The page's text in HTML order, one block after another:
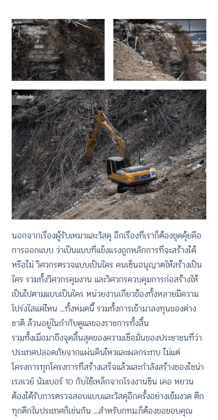
นอกจากเรื่องผู้รับเหมาและวัสดุ อีกเรื่องที่เราก็ต้องขุดคุ้ยคือ
การออกแบบ ว่าเป็นแบบที่แข็งแรงถูกหลักการที่จะสร้างได้
หรือไม่ วิศวกรตรวจแบบเป็นใคร คนเซ็นอนุญาตให้สร้างเป็น
ใคร รวมทั้งวิศวกรคุมงาน และวิศวกรควบคุมการก่อสร้างให้
เป็นไปตามแบบเป็นใคร หน่วยงานเกี่ยวข้องทั้งหลายมีความ
โปร่งใสแค่ไหน …ทั้งหมดนี้ รวมทั้งการเข้ามาลงทุนของต่าง
ชาติ ล้วนอยู่ในกำกับดูแลของราชการทั้งสิ้น
รวมทั้งเมื่อมาถึงจุดสิ้นสุดของความเชื่อมั่นของประชาชนที่ว่า
ประเทศปลอดภัยจากแผ่นดินไหวและผลกระทบ ไม่แต่
โครงการทุกโครงการที่สร้างเสร็จแล้วและกำลังสร้างของไชน่า
เรลเวย์ นัมเบอร์ 10 กับใช้เหล็กจากโรงงานซิน เคอ หยวน
ต้องได้รับการตรวจสอบแบบและวัสดุอีกครั้งอย่างเข้มงวด ตึก
ทุกตึกในประเทศก็เช่นกัน …สำหรับกทม.ก็ต้องขอขอบคุณ